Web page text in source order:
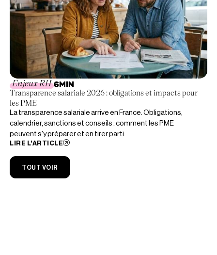
Enjeux RH 6MIN
Transparence salariale 2026 : obligations et impacts pour
les PME
La transparence salariale arrive en France. Obligations,
calendrier, sanctions et conseils : comment les PME
peuvent s'y préparer et en tirer parti.
LIRE L'ARTICLE
TOUT VOIR